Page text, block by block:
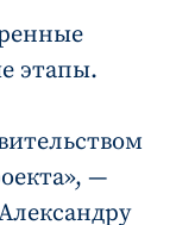
этапы.
—